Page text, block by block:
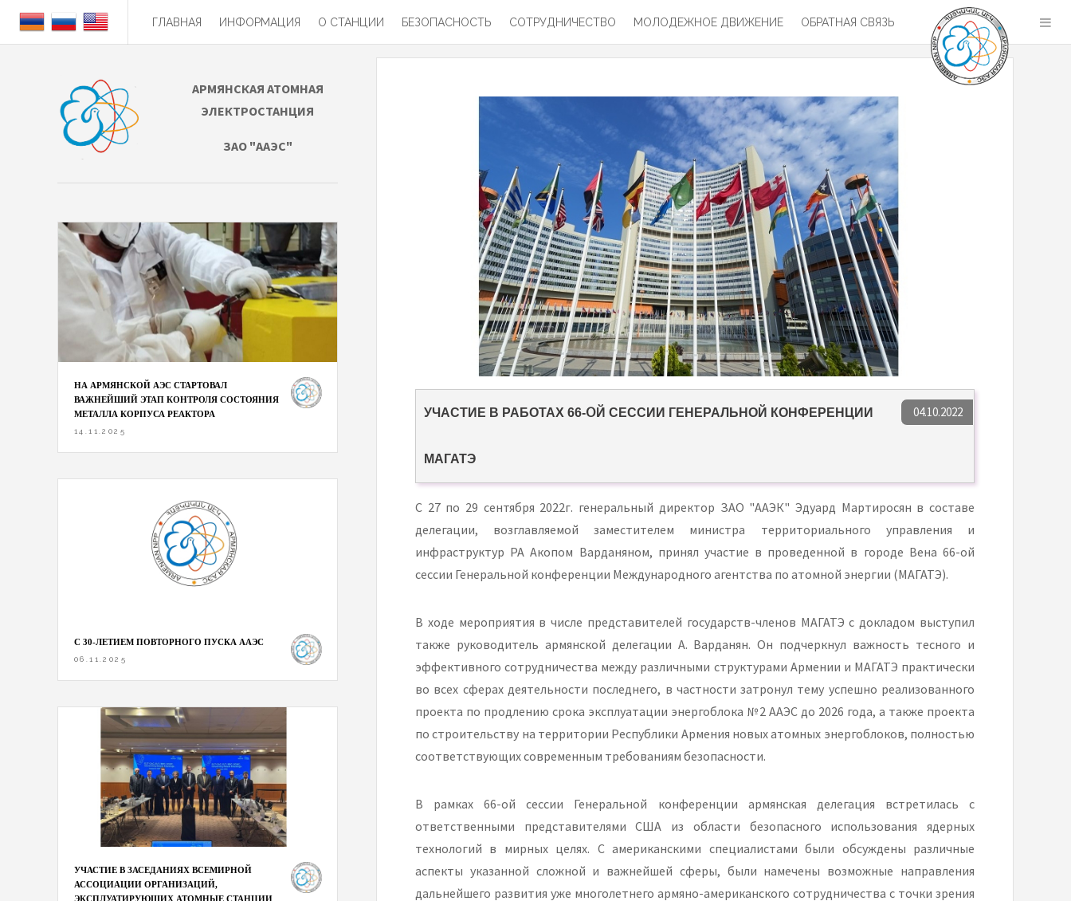
ГЛАВНАЯ ИНФОРМАЦИЯ О СТАНЦИИ БЕЗОПАСНОСТЬ СОТРУДНИЧЕСТВО МОЛОДЕЖНОЕ ДВИЖЕНИЕ ОБРАТНАЯ СВЯЗЬ
04.10.2022
УЧАСТИЕ В РАБОТАХ 66-ՕЙ СЕССИИ ГЕНЕРАЛЬНОЙ КОНФЕРЕНЦИИ
МАГАТЭ
С 27 по 29 сентября 2022г. генеральный директор ЗАО "ААЭК" Эдуард Мартиросян в составе
делегации, возглавляемой заместителем министра территориального управления и
инфраструктур РА Акопом Варданяном, принял участие в проведенной в городе Вена 66-ой
сессии Генеральной конференции Международного агентства по атомной энергии (МАГАТЭ).
В ходе мероприятия в числе представителей государств-членов МАГАТЭ с докладом выступил
также руководитель армянской делегации А. Варданян. Он подчеркнул важность тесного и
эффективного сотрудничества между различными структурами Армении и МАГАТЭ практически
во всех сферах деятельности последнего, в частности затронул тему успешно реализованного
проекта по продлению срока эксплуатации энергоблока №2 ААЭС до 2026 года, а также проекта
по строительству на территории Республики Армения новых атомных энергоблоков, полностью
соответствующих современным требованиям безопасности.
В рамках 66-ой сессии Генеральной конференции армянская делегация встретилась с
ответственными представителями США из области безопасного использования ядерных
технологий в мирных целях. С американскими специалистами были обсуждены различные
аспекты указанной сложной и важнейшей сферы, были намечены возможные направления
дальнейшего развития уже многолетнего армяно-американского сотрудничества с точки зрения
АРМЯНСКАЯ АТОМНАЯ
ЭЛЕКТРОСТАНЦИЯ
ЗАО "ААЭС"
НА АРМЯНСКОЙ АЭС СТАРТОВАЛ
ВАЖНЕЙШИЙ ЭТАП КОНТРОЛЯ СОСТОЯНИЯ
МЕТАЛЛА КОРПУСА РЕАКТОРА
14.11.2025
С 30-ЛЕТИЕМ ПОВТОРНОГО ПУСКА ААЭС
06.11.2025
УЧАСТИЕ В ЗАСЕДАНИЯХ ВСЕМИРНОЙ
АССОЦИАЦИИ ОРГАНИЗАЦИЙ,
ЭКСПЛУАТИРУЮЩИХ АТОМНЫЕ СТАНЦИИ